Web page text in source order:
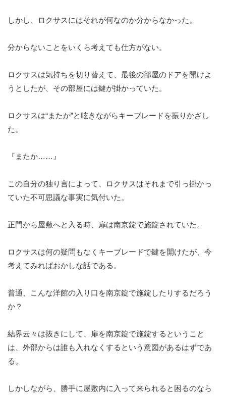
しかし、ロクサスにはそれが何なのか分からなかった。
分からないことをいくら考えても仕方がない。
ロクサスは気持ちを切り替えて、最後の部屋のドアを開けよ
うとしたが、その部屋には鍵が掛かっていた。
ロクサスは“またか”と呟きながらキーブレードを振りかざし
た。
『またか……』
この自分の独り言によって、ロクサスはそれまで引っ掛かっ
ていた不可思議な事実に気付いた。
正門から屋敷へと入る時、扉は南京錠で施錠されていた。
ロクサスは何の疑問もなくキーブレードで鍵を開けたが、今
考えてみればおかしな話である。
普通、こんな洋館の入り口を南京錠で施錠したりするだろう
か？
結界云々は抜きにして、扉を南京錠で施錠するということ
は、外部からは誰も入れなくするという意図があるはずであ
る。
しかしながら、勝手に屋敷内に入って来られると困るのなら